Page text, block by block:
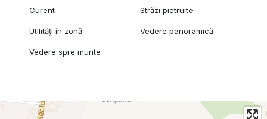
Curent Străzi pietruite
Utilități în zonă Vedere panoramică
Vedere spre munte